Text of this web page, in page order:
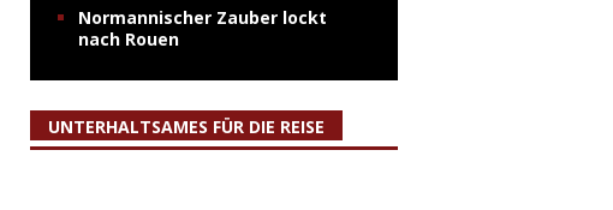
Normannischer Zauber lockt
nach Rouen
UNTERHALTSAMES FÜR DIE REISE